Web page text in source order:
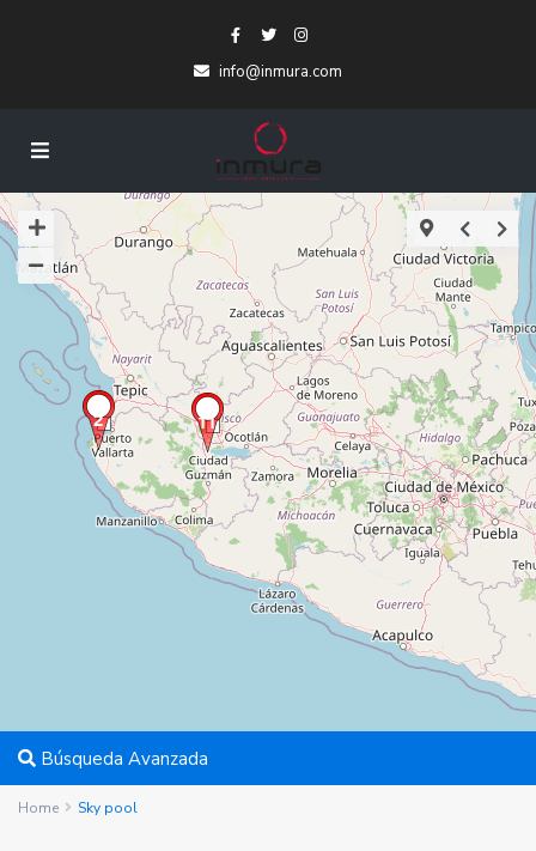
info@inmura.com
2 11
Búsqueda Avanzada
Home Sky pool